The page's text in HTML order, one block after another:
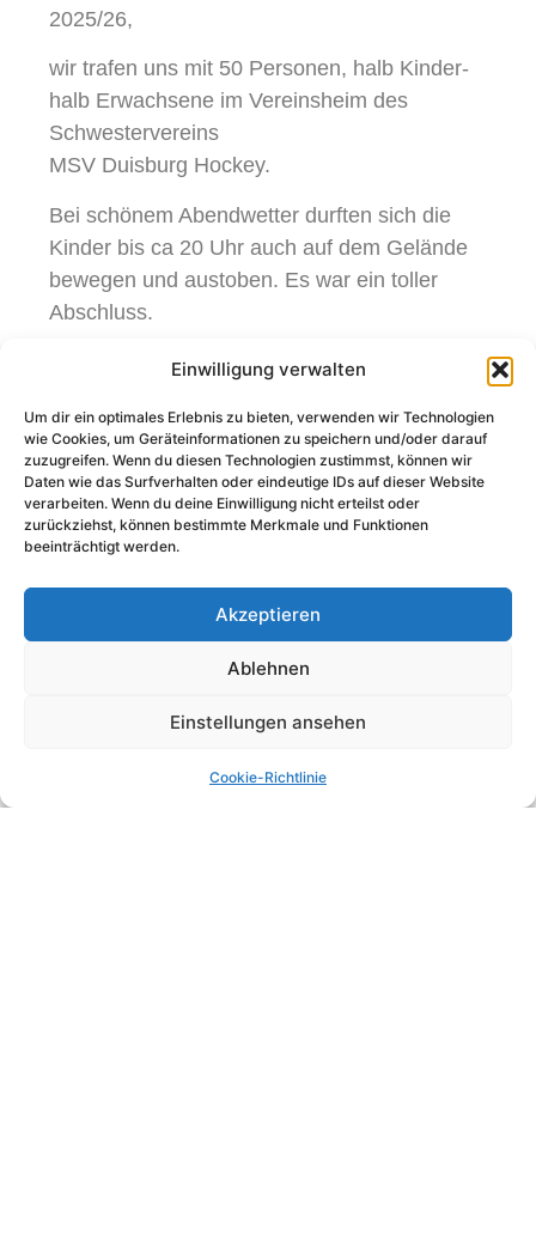
Einwilligung verwalten
Um dir ein optimales Erlebnis zu bieten, verwenden wir Technologien
wie Cookies, um Geräteinformationen zu speichern und/oder darauf
zuzugreifen. Wenn du diesen Technologien zustimmst, können wir
Daten wie das Surfverhalten oder eindeutige IDs auf dieser Website
verarbeiten. Wenn du deine Einwilligung nicht erteilst oder
zurückziehst, können bestimmte Merkmale und Funktionen
beeinträchtigt werden.
Akzeptieren
Ablehnen
Einstellungen ansehen
Cookie-Richtlinie
2025/26,
wir trafen uns mit 50 Personen, halb Kinder-
halb Erwachsene im Vereinsheim des
Schwestervereins
MSV Duisburg Hockey.
Bei schönem Abendwetter durften sich die
Kinder bis ca 20 Uhr auch auf dem Gelände
bewegen und austoben. Es war ein toller
Abschluss.
Trainingsstätten
akzeptieren und diesen Inhalt zu